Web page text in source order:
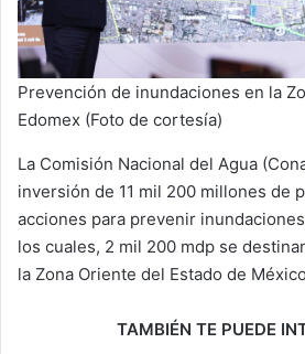
Prevención de inundaciones en la
Edomex (Foto de cortesía)
La Comisión Nacional del Agua
inversión de 11 mil 200 millones de
acciones para prevenir
los cuales, 2 mil 200 mdp se
la Zona Oriente del Estado de
TAMBIÉN TE PUEDE